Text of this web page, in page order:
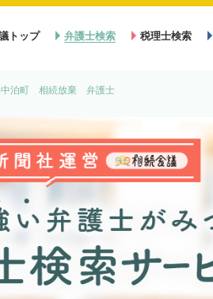
トップ 弁護士検索 税理士検索
中泊町 相続放棄 弁護士